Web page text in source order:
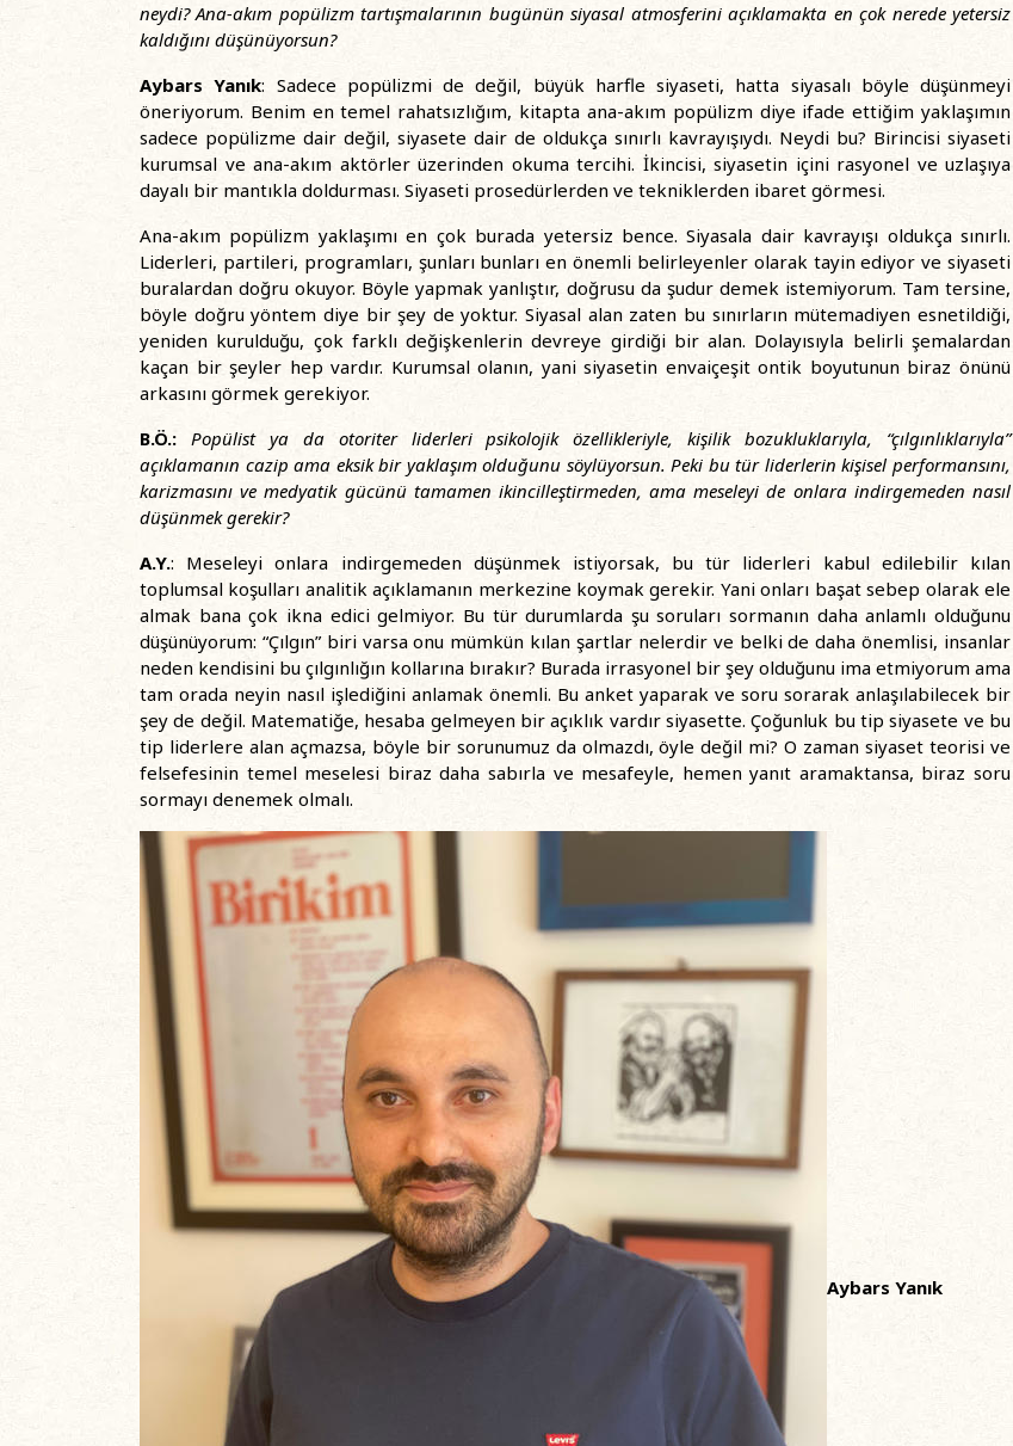
neydi? Ana-akım popülizm tartışmalarının bugünün siyasal atmosferini açıklamakta en çok nerede yetersiz
kaldığını düşünüyorsun?
Aybars Yanık: Sadece popülizmi de değil, büyük harfle siyaseti, hatta siyasalı böyle düşünmeyi
öneriyorum. Benim en temel rahatsızlığım, kitapta ana-akım popülizm diye ifade ettiğim yaklaşımın
sadece popülizme dair değil, siyasete dair de oldukça sınırlı kavrayışıydı. Neydi bu? Birincisi siyaseti
kurumsal ve ana-akım aktörler üzerinden okuma tercihi. İkincisi, siyasetin içini rasyonel ve uzlaşıya
dayalı bir mantıkla doldurması. Siyaseti prosedürlerden ve tekniklerden ibaret görmesi.
Ana-akım popülizm yaklaşımı en çok burada yetersiz bence. Siyasala dair kavrayışı oldukça sınırlı.
Liderleri, partileri, programları, şunları bunları en önemli belirleyenler olarak tayin ediyor ve siyaseti
buralardan doğru okuyor. Böyle yapmak yanlıştır, doğrusu da şudur demek istemiyorum. Tam tersine,
böyle doğru yöntem diye bir şey de yoktur. Siyasal alan zaten bu sınırların mütemadiyen esnetildiği,
yeniden kurulduğu, çok farklı değişkenlerin devreye girdiği bir alan. Dolayısıyla belirli şemalardan
kaçan bir şeyler hep vardır. Kurumsal olanın, yani siyasetin envaiçeşit ontik boyutunun biraz önünü
arkasını görmek gerekiyor.
B.Ö.: Popülist ya da otoriter liderleri psikolojik özellikleriyle, kişilik bozukluklarıyla, “çılgınlıklarıyla”
açıklamanın cazip ama eksik bir yaklaşım olduğunu söylüyorsun. Peki bu tür liderlerin kişisel performansını,
karizmasını ve medyatik gücünü tamamen ikincilleştirmeden, ama meseleyi de onlara indirgemeden nasıl
düşünmek gerekir?
A.Y.: Meseleyi onlara indirgemeden düşünmek istiyorsak, bu tür liderleri kabul edilebilir kılan
toplumsal koşulları analitik açıklamanın merkezine koymak gerekir. Yani onları başat sebep olarak ele
almak bana çok ikna edici gelmiyor. Bu tür durumlarda şu soruları sormanın daha anlamlı olduğunu
düşünüyorum: “Çılgın” biri varsa onu mümkün kılan şartlar nelerdir ve belki de daha önemlisi, insanlar
neden kendisini bu çılgınlığın kollarına bırakır? Burada irrasyonel bir şey olduğunu ima etmiyorum ama
tam orada neyin nasıl işlediğini anlamak önemli. Bu anket yaparak ve soru sorarak anlaşılabilecek bir
şey de değil. Matematiğe, hesaba gelmeyen bir açıklık vardır siyasette. Çoğunluk bu tip siyasete ve bu
tip liderlere alan açmazsa, böyle bir sorunumuz da olmazdı, öyle değil mi? O zaman siyaset teorisi ve
felsefesinin temel meselesi biraz daha sabırla ve mesafeyle, hemen yanıt aramaktansa, biraz soru
sormayı denemek olmalı.
Aybars Yanık